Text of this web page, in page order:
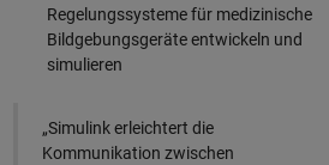
Regelungssysteme für medizinische
Bildgebungsgeräte entwickeln und
simulieren
„Simulink erleichtert die
Kommunikation zwischen